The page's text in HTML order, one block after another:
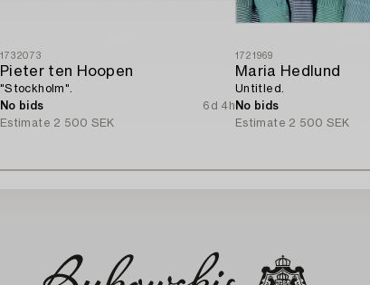
1732073
Pieter ten Hoopen
"Stockholm".
No bids
6d 4h
Estimate 2 500 SEK
1721969
Maria Hedlund
Untitled.
No bids
Estimate 2 500 SEK